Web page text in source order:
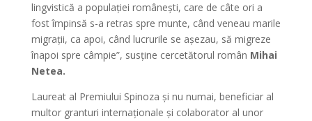
lingvistică a populației românești, care de câte ori a
fost împinsă s-a retras spre munte, când veneau marile
migrații, ca apoi, când lucrurile se așezau, să migreze
înapoi spre câmpie”, susține cercetătorul român Mihai
Netea.
Laureat al Premiului Spinoza și nu numai, beneficiar al
multor granturi internaționale și colaborator al unor